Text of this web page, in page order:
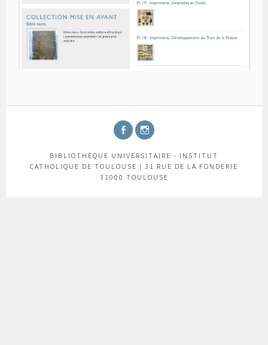
BIBLIOTHÈQUE UNIVERSITAIRE - INSTITUT
CATHOLIQUE DE TOULOUSE | 31 RUE DE LA FONDERIE
31000 TOULOUSE